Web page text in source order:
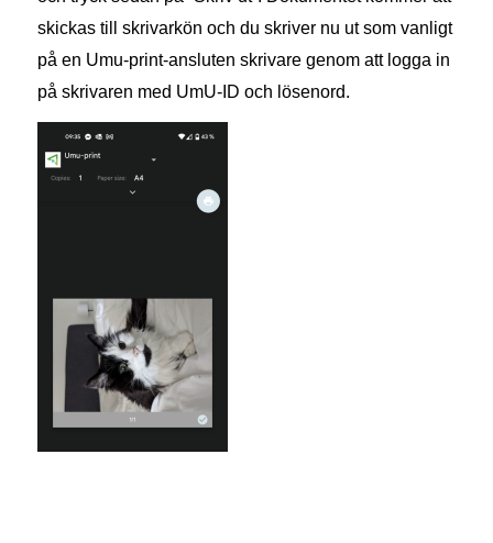
skickas till skrivarkön och du skriver nu ut som vanligt
på en Umu-print-ansluten skrivare genom att logga in
på skrivaren med UmU-ID och lösenord.